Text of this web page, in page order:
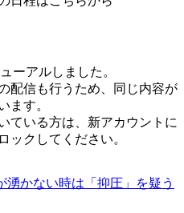
ーアルしました。
配信も行うため、同じ内容が
ます。
ている方は、新アカウントに
ックしてください。
湧かない時は「抑圧」を疑う